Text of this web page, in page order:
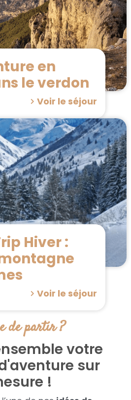
en
le verdon
Voir le séjour
Hiver :
Voir le séjour
de partir ?
votre
sur
!